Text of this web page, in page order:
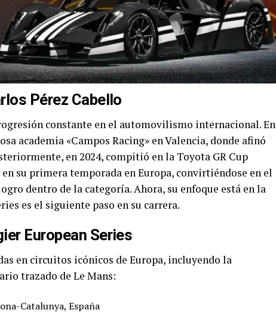
Pérez Cabello
constante en el automovilismo internacional. En
academia «Campos Racing» en Valencia, donde afinó
en 2024, compitió en la Toyota GR Cup
su primera temporada en Europa, convirtiéndose en el
dentro de la categoría. Ahora, su enfoque está en la
es el siguiente paso en su carrera.
European Series
en circuitos icónicos de Europa, incluyendo la
trazado de Le Mans:
Catalunya, España